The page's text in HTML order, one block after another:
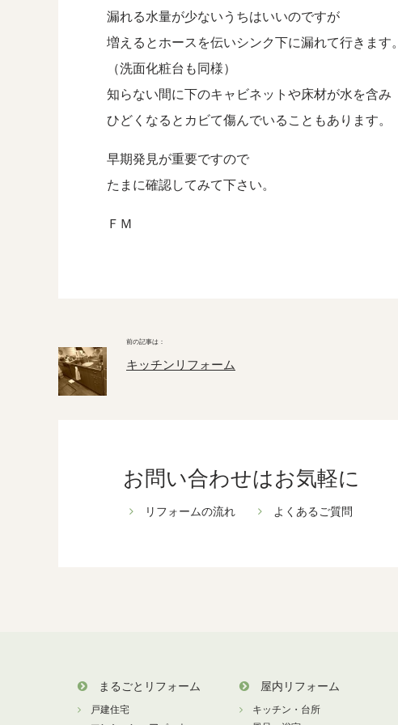
漏れる水量が少ないうちはいいのですが
増えるとホースを伝いシンク下に漏れて行きます。
（洗面化粧台も同様）
知らない間に下のキャビネットや床材が水を含み
ひどくなるとカビて傷んでいることもあります。
早期発見が重要ですので
たまに確認してみて下さい。
ＦＭ
キッチンリフォーム
お問い合わせはお気軽に
リフォームの流れ よくあるご質問
まるごとリフォーム
戸建住宅
屋内リフォーム
キッチン・台所